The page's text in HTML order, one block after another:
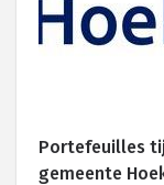
Portefeuilles
gemeente